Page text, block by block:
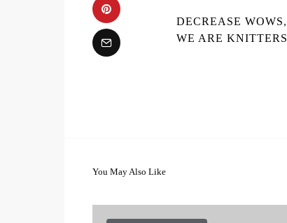
DECREASE WOWS,
WE ARE KNITTERS
You May Also Like